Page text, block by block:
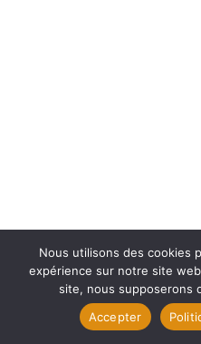
Nous utilisons des cookies
expérience sur notre site
site, nous supposerons
Accepter